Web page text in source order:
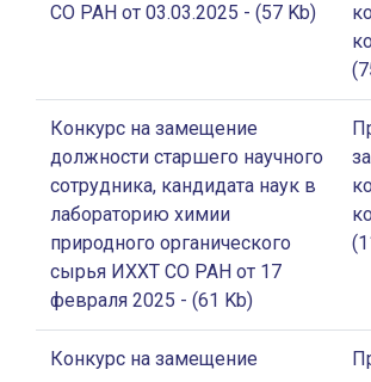
СО РАН от 03.03.2025 - (57 Kb)
Конкурс на замещение
должности старшего научного
сотрудника, кандидата наук в
лабораторию химии
природного органического
сырья ИХХТ СО РАН от 17
февраля 2025 - (61 Kb)
Конкурс на замещение